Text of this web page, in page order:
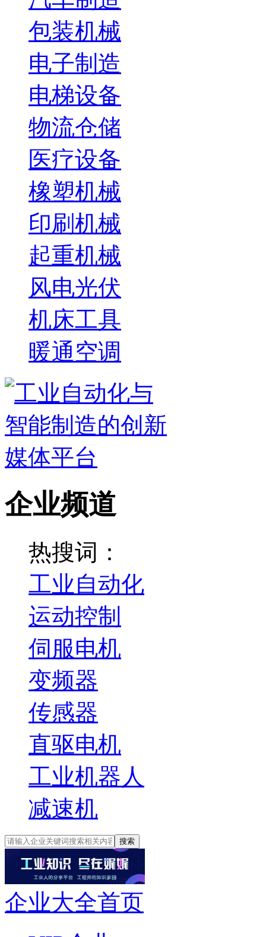
包装机械
电子制造
电梯设备
物流仓储
医疗设备
橡塑机械
印刷机械
起重机械
风电光伏
机床工具
暖通空调
企业频道
热搜词：
工业自动化
运动控制
伺服电机
变频器
传感器
直驱电机
工业机器人
减速机
搜索
企业大全首页